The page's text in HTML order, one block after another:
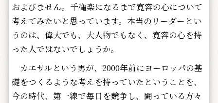
およびません。千穐楽になるまで寛容の心について
考えてみたいと思っています。本当のリーダーとい
うのは、偉大でも、大人物でもなく、寛容の心を持
った人ではないでしょうか。
カエサルという男が、2000年前にヨーロッパの基
礎をつくるような考えを持っていたということを、
今の時代、第一線で毎日を競争し、闘っている方々